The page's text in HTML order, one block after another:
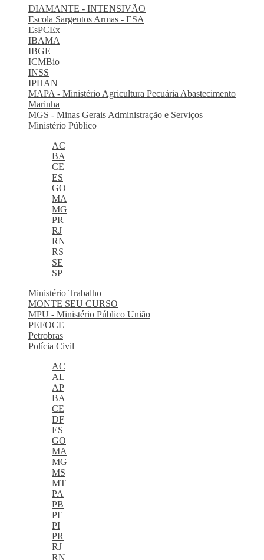
DIAMANTE - INTENSIVÃO
Escola Sargentos Armas - ESA
EsPCEx
IBAMA
IBGE
ICMBio
INSS
IPHAN
MAPA - Ministério Agricultura Pecuária Abastecimento
Marinha
MGS - Minas Gerais Administração e Serviços
Ministério Público
AC
BA
CE
ES
GO
MA
MG
PR
RJ
RN
RS
SE
SP
Ministério Trabalho
MONTE SEU CURSO
MPU - Ministério Público União
PEFOCE
Petrobras
Polícia Civil
AC
AL
AP
BA
CE
DF
ES
GO
MA
MG
MS
MT
PA
PB
PE
PI
PR
RJ
RN